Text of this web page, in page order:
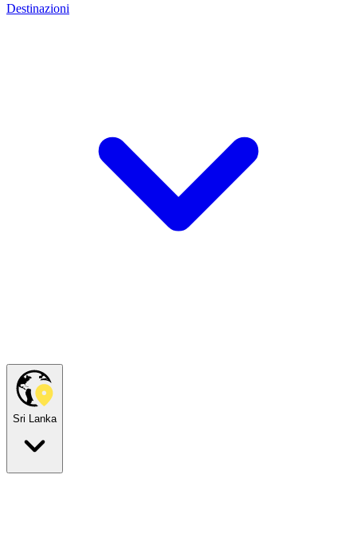
Destinazioni
Sri Lanka